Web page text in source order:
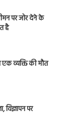
पर जोर देने के
है
व्यक्ति की मौत
पर